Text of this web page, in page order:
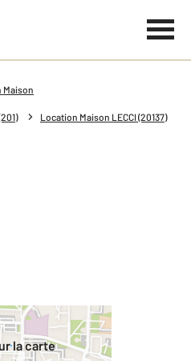
Maison
Location Maison LECCI (20137)
la carte